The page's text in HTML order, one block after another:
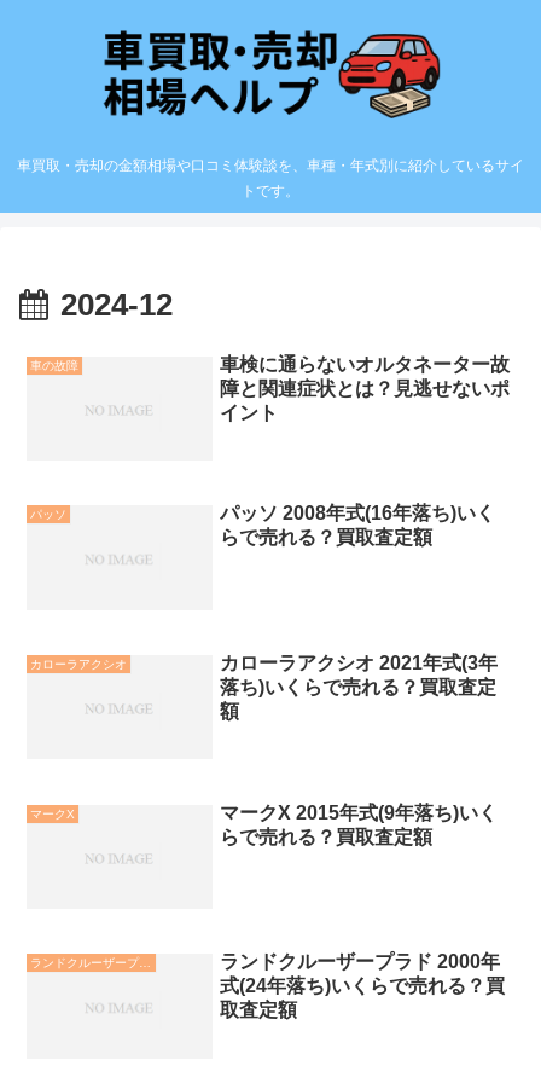
車買取・売却の金額相場や口コミ体験談を、車種・年式別に紹介しているサイ
トです。
2024-12
車の故障
車検に通らないオルタネーター故
障と関連症状とは？見逃せないポ
イント
パッソ
パッソ 2008年式(16年落ち)いく
らで売れる？買取査定額
カローラアクシオ
カローラアクシオ 2021年式(3年
落ち)いくらで売れる？買取査定
額
マークX
マークX 2015年式(9年落ち)いく
らで売れる？買取査定額
ランドクルーザープラド
ランドクルーザープラド 2000年
式(24年落ち)いくらで売れる？買
取査定額